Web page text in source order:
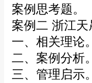
案例思考题。
案例二 浙江
一、相关理论
二、案例分析
三、管理启示